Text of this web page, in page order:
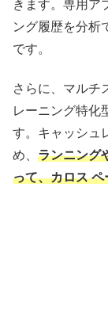
きます。専用ア
ング履歴を分析
です。
さらに、マルチ
レーニング特化
す。キャッシュ
め、 ランニング
って、カロス